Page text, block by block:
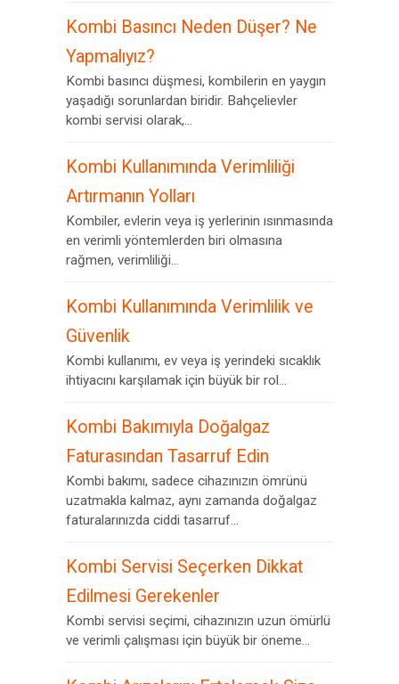
Kombi Basıncı Neden Düşer? Ne
Yapmalıyız?
Kombi basıncı düşmesi, kombilerin en yaygın
yaşadığı sorunlardan biridir. Bahçelievler
kombi servisi olarak,...
Kombi Kullanımında Verimliliği
Artırmanın Yolları
Kombiler, evlerin veya iş yerlerinin ısınmasında
en verimli yöntemlerden biri olmasına
rağmen, verimliliği...
Kombi Kullanımında Verimlilik ve
Güvenlik
Kombi kullanımı, ev veya iş yerindeki sıcaklık
ihtiyacını karşılamak için büyük bir rol...
Kombi Bakımıyla Doğalgaz
Faturasından Tasarruf Edin
Kombi bakımı, sadece cihazınızın ömrünü
uzatmakla kalmaz, aynı zamanda doğalgaz
faturalarınızda ciddi tasarruf...
Kombi Servisi Seçerken Dikkat
Edilmesi Gerekenler
Kombi servisi seçimi, cihazınızın uzun ömürlü
ve verimli çalışması için büyük bir öneme...